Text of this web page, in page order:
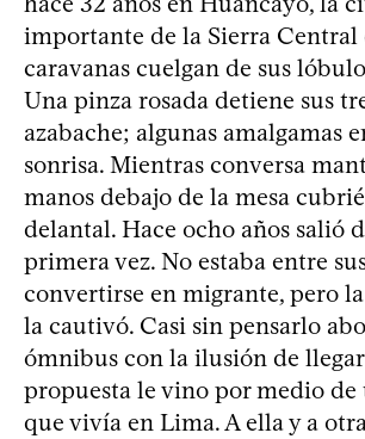
importante de la Sierra Central
caravanas cuelgan de sus
Una pinza rosada detiene sus
azabache; algunas amalgamas
sonrisa. Mientras conversa
manos debajo de la mesa
delantal. Hace ocho años salió
primera vez. No estaba entre
convertirse en migrante, pero
la cautivó. Casi sin pensarlo
ómnibus con la ilusión de
propuesta le vino por medio
que vivía en Lima. A ella y a